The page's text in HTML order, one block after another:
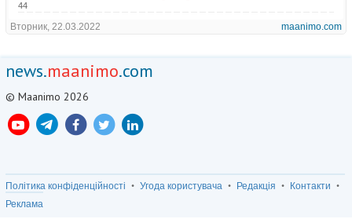
news.maanimo.com
© Maanimo 2026
Політика конфіденційності Угода користувача Редакція
Контакти
Реклама